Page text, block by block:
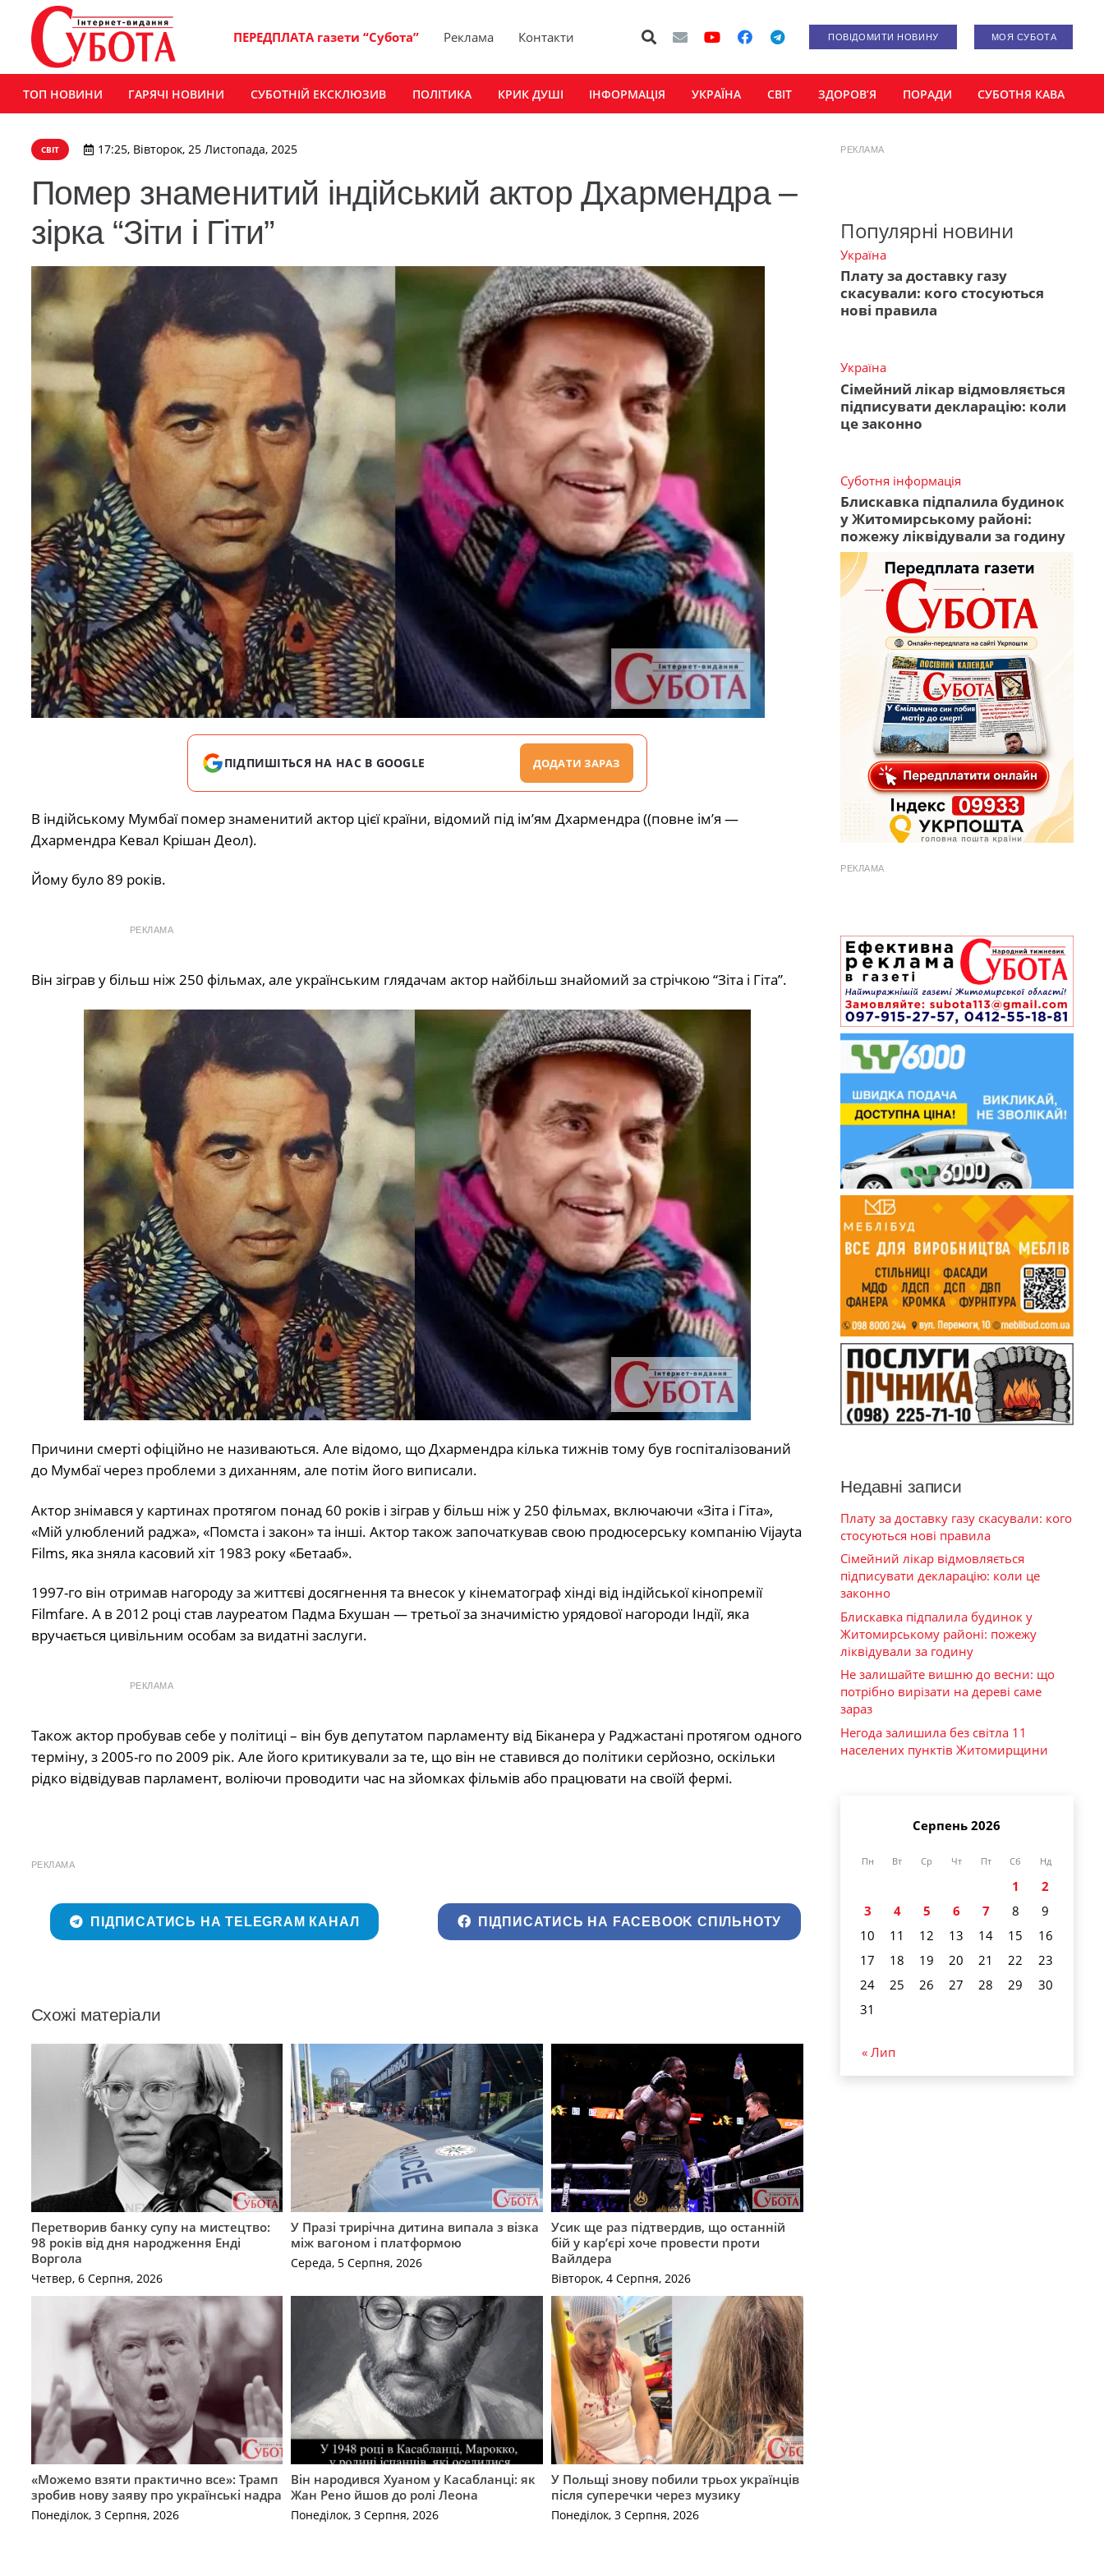
ПЕРЕДПЛАТА газети “Субота” Реклама Контакти ПОВІДОМИТИ НОВИНУ МОЯ СУБОТА
ТОП НОВИНИ ГАРЯЧІ НОВИНИ СУБОТНІЙ ЕКСКЛЮЗИВ ПОЛІТИКА КРИК ДУШІ ІНФОРМАЦІЯ УКРАЇНА СВІТ ЗДОРОВ’Я ПОРАДИ СУБОТНЯ КАВА
СВІТ 17:25, Вівторок, 25 Листопада, 2025
Помер знаменитий індійський актор Дхармендра –
зірка “Зіти і Гіти”
ПІДПИШІТЬСЯ НА НАС В GOOGLE ДОДАТИ ЗАРАЗ
В індійському Мумбаї помер знаменитий актор цієї країни, відомий під ім’ям Дхармендра ((повне ім’я —
Дхармендра Кевал Крішан Деол).
Йому було 89 років.
РЕКЛАМА
Він зіграв у більш ніж 250 фільмах, але українським глядачам актор найбільш знайомий за стрічкою “Зіта і Гіта”.
Причини смерті офіційно не називаються. Але відомо, що Дхармендра кілька тижнів тому був госпіталізований
до Мумбаї через проблеми з диханням, але потім його виписали.
Актор знімався у картинах протягом понад 60 років і зіграв у більш ніж у 250 фільмах, включаючи «Зіта і Гіта»,
«Мій улюблений раджа», «Помста і закон» та інші. Актор також започаткував свою продюсерську компанію Vijayta
Films, яка зняла касовий хіт 1983 року «Бетааб».
1997-го він отримав нагороду за життєві досягнення та внесок у кінематограф хінді від індійської кінопремії
Filmfare. А в 2012 році став лауреатом Падма Бхушан — третьої за значимістю урядової нагороди Індії, яка
вручається цивільним особам за видатні заслуги.
РЕКЛАМА
Також актор пробував себе у політиці – він був депутатом парламенту від Біканера у Раджастані протягом одного
терміну, з 2005-го по 2009 рік. Але його критикували за те, що він не ставився до політики серйозно, оскільки
рідко відвідував парламент, воліючи проводити час на зйомках фільмів або працювати на своїй фермі.
РЕКЛАМА
ПІДПИСАТИСЬ НА TELEGRAM КАНАЛ ПІДПИСАТИСЬ НА FACEBOOK СПІЛЬНОТУ
Схожі матеріали
Перетворив банку супу на мистецтво:
98 років від дня народження Енді
Воргола
Четвер, 6 Серпня, 2026
У Празі трирічна дитина випала з візка
між вагоном і платформою
Середа, 5 Серпня, 2026
Усик ще раз підтвердив, що останній
бій у кар’єрі хоче провести проти
Вайлдера
Вівторок, 4 Серпня, 2026
«Можемо взяти практично все»: Трамп
зробив нову заяву про українські надра
Понеділок, 3 Серпня, 2026
Він народився Хуаном у Касабланці: як
Жан Рено йшов до ролі Леона
Понеділок, 3 Серпня, 2026
У Польщі знову побили трьох українців
після суперечки через музику
Понеділок, 3 Серпня, 2026
РЕКЛАМА
Популярні новини
Україна
Плату за доставку газу
скасували: кого стосуються
нові правила
Україна
Сімейний лікар відмовляється
підписувати декларацію: коли
це законно
Суботня інформація
Блискавка підпалила будинок
у Житомирському районі:
пожежу ліквідували за годину
РЕКЛАМА
Недавні записи
Плату за доставку газу скасували: кого
стосуються нові правила
Сімейний лікар відмовляється
підписувати декларацію: коли це
законно
Блискавка підпалила будинок у
Житомирському районі: пожежу
ліквідували за годину
Не залишайте вишню до весни: що
потрібно вирізати на дереві саме
зараз
Негода залишила без світла 11
населених пунктів Житомирщини
Серпень 2026
Пн Вт Ср Чт Пт Сб Нд
1
2
3
4 5 6 7 8
9
10
11 12 13 14 15
16
17
18 19 20 21 22
23
24
25 26 27 28 29
30
31
« Лип